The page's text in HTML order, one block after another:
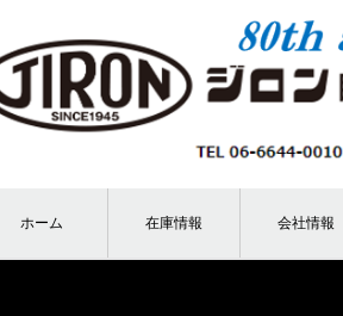
ホーム 在庫情報 会社情報